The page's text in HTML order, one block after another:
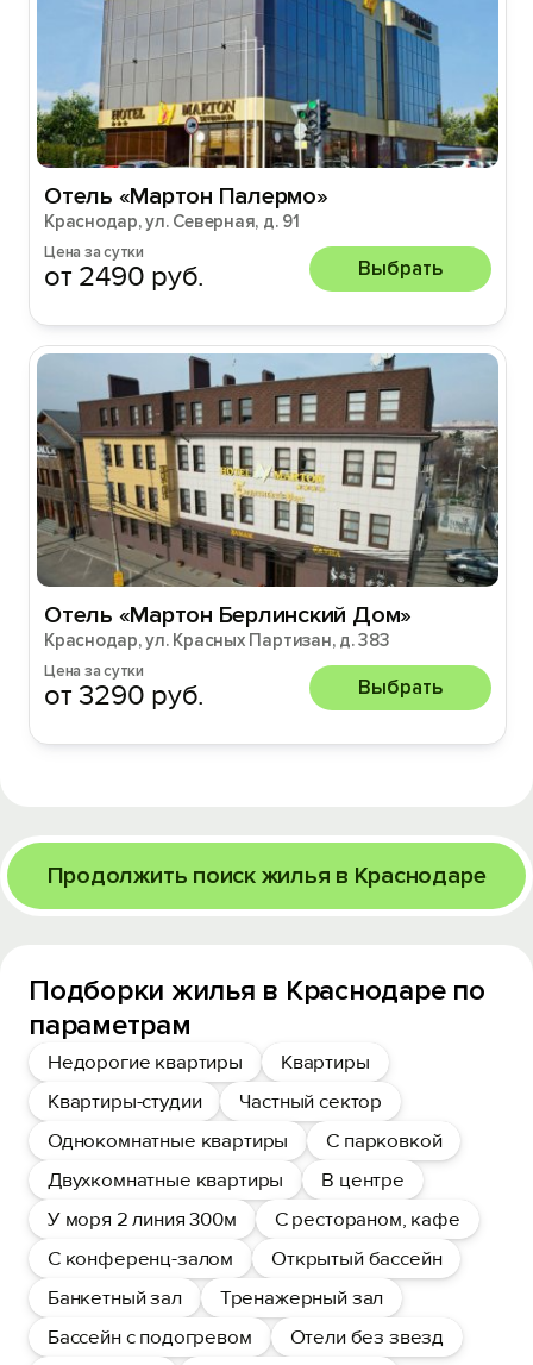
Отель «Мартон Палермо»
Краснодар, ул. Северная, д. 91
Цена за сутки
от 2490 руб. Выбрать
Отель «Мартон Берлинский Дом»
Краснодар, ул. Красных Партизан, д. 383
Цена за сутки
от 3290 руб. Выбрать
Продолжить поиск жилья в Краснодаре
Подборки жилья в Краснодаре по
параметрам
Недорогие квартиры
Квартиры
Квартиры-студии
Частный сектор
Однокомнатные квартиры
С парковкой
Двухкомнатные квартиры
В центре
У моря 2 линия 300м
С рестораном, кафе
С конференц-залом
Открытый бассейн
Банкетный зал
Тренажерный зал
Бассейн с подогревом
Отели без звезд